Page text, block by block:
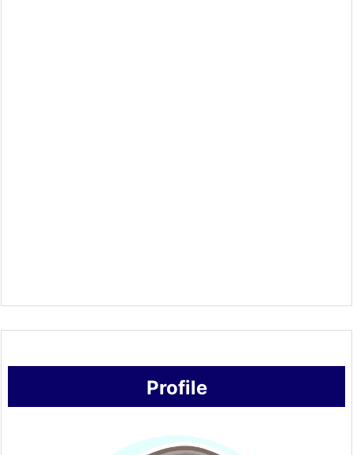
Profile